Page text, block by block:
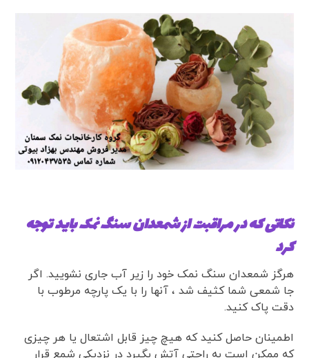
نکاتی که در مراقبت از شمعدان سنگ نمک باید توجه
کرد
هرگز شمعدان سنگ نمک خود را زیر آب جاری نشویید. اگر
جا شمعی شما کثیف شد ، آنها را با یک پارچه مرطوب با
دقت پاک کنید.
اطمینان حاصل کنید که هیچ چیز قابل اشتعال یا هر چیزی
که ممکن است به راحتی آتش بگیرد در نزدیکی شمع قرار